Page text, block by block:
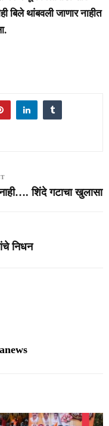
थांबवली जाणार नाहीत
शिंदे गटाचा खुलासा
निधन